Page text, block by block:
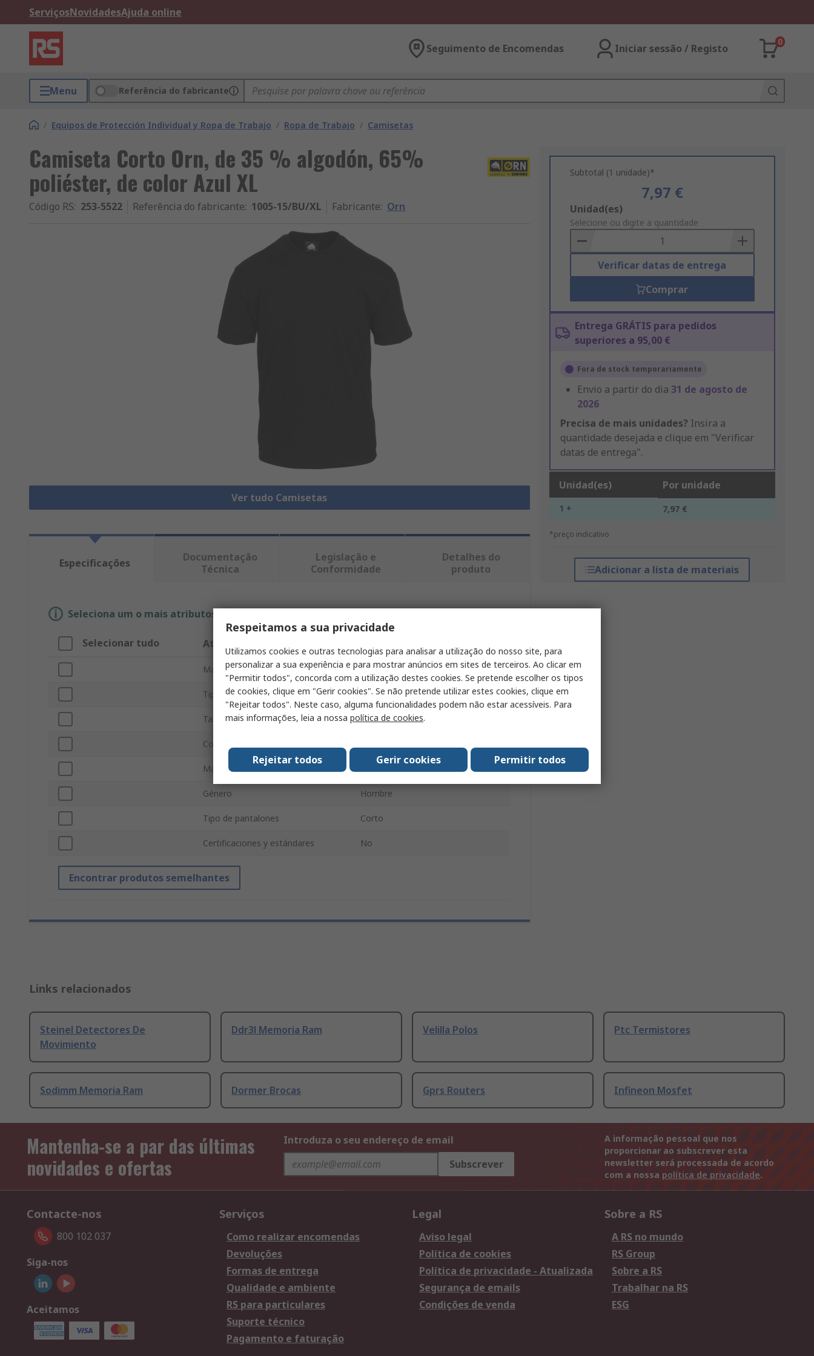
ServiçosNovidadesAjuda online
Seguimento de Encomendas Iniciar sessão / Registo
0
Menu Referência do fabricante
/ Equipos de Protección Individual y Ropa de Trabajo / Ropa de Trabajo / Camisetas
Camiseta Corto Orn, de 35 % algodón, 65%
poliéster, de color Azul XL
Código RS: 253-5522 Referência do fabricante: 1005-15/BU/XL Fabricante: Orn
Ver tudo Camisetas
Subtotal (1 unidade)*
7,97 €
Add
to
Basket
Unidad(es)
Selecione ou digite a quantidade
Verificar datas de entrega
Comprar
Entrega GRÁTIS para pedidos
superiores a 95,00 €
Fora de stock temporariamente
Envio a partir do dia 31 de agosto de
2026
Precisa de mais unidades? Insira a
quantidade desejada e clique em "Verificar
datas de entrega".
Unidad(es) Por unidade
1 + 7,97 €
*preço indicativo
Adicionar a lista de materiais
Especificações
Documentação
Técnica
Legislação e
Conformidade
Detalhes do
produto
Seleciona um o mais atributos para encontrar produtos semelhantes.
Selecionar tudo Atributo
Marca Orn
Tipo de producto Camiseta
Tamaño XL
Color
Material 35 % algodón, 65% poliéster
Género Hombre
Tipo de pantalones Corto
Certificaciones y estándares No
Encontrar produtos semelhantes
Links relacionados
Steinel Detectores De
Movimiento
Ddr3l Memoria Ram Velilla Polos Ptc Termistores
Sodimm Memoria Ram Dormer Brocas Gprs Routers Infineon Mosfet
Mantenha-se a par das últimas
novidades e ofertas
Introduza o seu endereço de email
Subscrever
A informação pessoal que nos
proporcionar ao subscrever esta
newsletter será processada de acordo
com a nossa política de privacidade.
Contacte-nos
800 102 037
Siga-nos
Aceitamos
Serviços
Como realizar encomendas
Devoluções
Formas de entrega
Qualidade e ambiente
RS para particulares
Suporte técnico
Pagamento e faturação
Legal
Aviso legal
Política de cookies
Política de privacidade - Atualizada
Segurança de emails
Condições de venda
Sobre a RS
A RS no mundo
RS Group
Sobre a RS
Trabalhar na RS
ESG
Respeitamos a sua privacidade
Utilizamos cookies e outras tecnologias para analisar a utilização do nosso site, para
personalizar a sua experiência e para mostrar anúncios em sites de terceiros. Ao clicar em
"Permitir todos", concorda com a utilização destes cookies. Se pretende escolher os tipos
de cookies, clique em "Gerir cookies". Se não pretende utilizar estes cookies, clique em
"Rejeitar todos". Neste caso, alguma funcionalidades podem não estar acessíveis. Para
mais informações, leia a nossa política de cookies.
Permitir todos
Gerir cookies
Rejeitar todos